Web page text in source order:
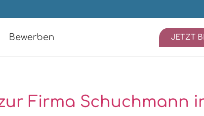
Bewerben JETZT
Firma Schuchmann